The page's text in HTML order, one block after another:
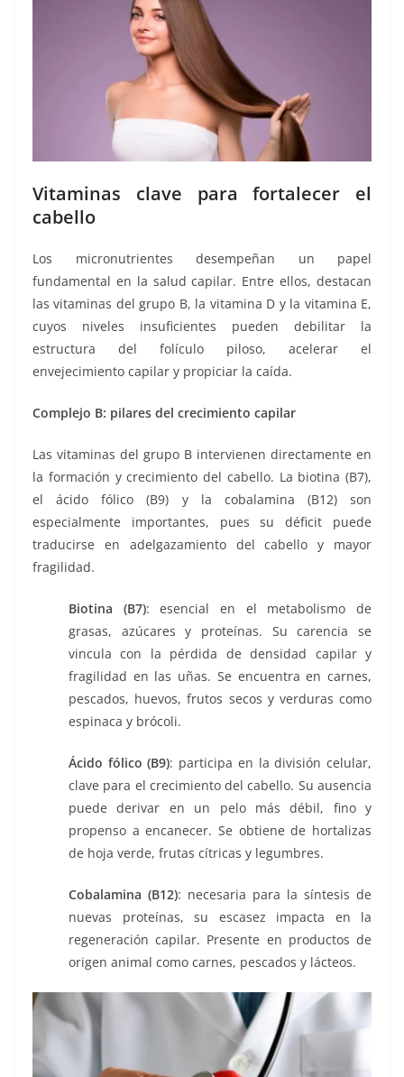
Vitaminas clave para fortalecer el
cabello
Los micronutrientes desempeñan un papel
fundamental en la salud capilar. Entre ellos, destacan
las vitaminas del grupo B, la vitamina D y la vitamina E,
cuyos niveles insuficientes pueden debilitar la
estructura del folículo piloso, acelerar el
envejecimiento capilar y propiciar la caída.
Complejo B: pilares del crecimiento capilar
Las vitaminas del grupo B intervienen directamente en
la formación y crecimiento del cabello. La biotina (B7),
el ácido fólico (B9) y la cobalamina (B12) son
especialmente importantes, pues su déficit puede
traducirse en adelgazamiento del cabello y mayor
fragilidad.
Biotina (B7): esencial en el metabolismo de
grasas, azúcares y proteínas. Su carencia se
vincula con la pérdida de densidad capilar y
fragilidad en las uñas. Se encuentra en carnes,
pescados, huevos, frutos secos y verduras como
espinaca y brócoli.
Ácido fólico (B9): participa en la división celular,
clave para el crecimiento del cabello. Su ausencia
puede derivar en un pelo más débil, fino y
propenso a encanecer. Se obtiene de hortalizas
de hoja verde, frutas cítricas y legumbres.
Cobalamina (B12): necesaria para la síntesis de
nuevas proteínas, su escasez impacta en la
regeneración capilar. Presente en productos de
origen animal como carnes, pescados y lácteos.